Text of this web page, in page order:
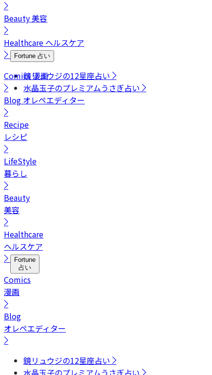
Beauty美容
Healthcare ヘルスケア
Fortune 占い
鏡リュウジの12星座占い
水晶玉子のプレミアムうさぎ占い
Comics漫画
Blog オレペエディター
Recipe
レシピ
LifeStyle
暮らし
Beauty
美容
Healthcare
ヘルスケア
Fortune
占い
Comics
漫画
Blog
オレペエディター
鏡リュウジの12星座占い
水晶玉子のプレミアムうさぎ占い